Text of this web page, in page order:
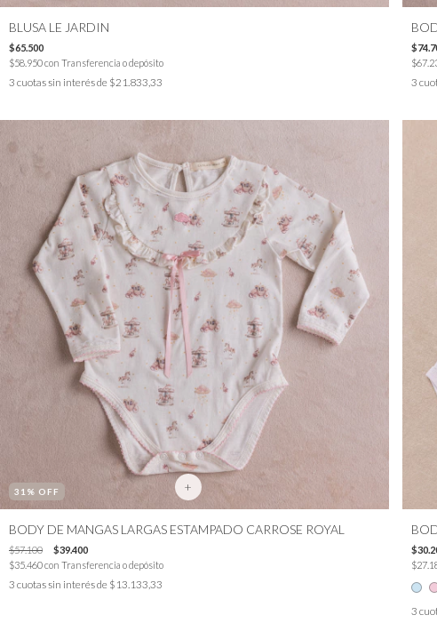
BLUSA LE JARDIN
$65.500
$58.950con Transferencia o depósito
3 cuotas sin interés de $21.833,33 3
31 % OFF +
BODY DE MANGAS LARGAS ESTAMPADO CARROSE ROYAL
$57.100
$39.400
$35.460con Transferencia o depósito
3 cuotas sin interés de $13.133,33
3